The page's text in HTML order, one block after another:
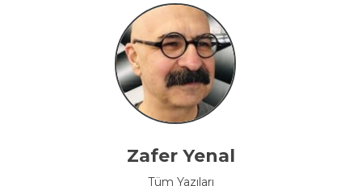
Zafer Yenal
Tüm Yazıları